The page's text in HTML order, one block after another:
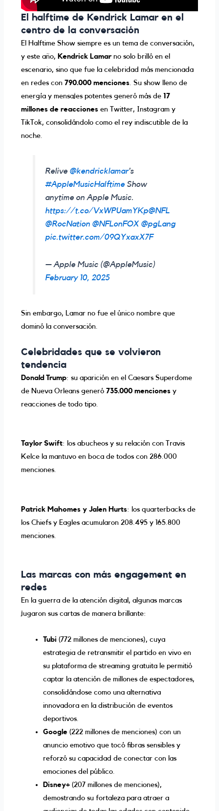
El halftime de Kendrick Lamar en el
centro de la conversación
El Halftime Show siempre es un tema de conversación,
y este año, Kendrick Lamarno solo brilló en el
escenario, sino que fue la celebridad más mencionada
en redes con 790.000 menciones. Su show lleno de
energía y mensajes potentes generó más de 17
millones de reacciones en Twitter, Instagram y
TikTok, consolidándolo como el rey indiscutible de la
noche.
Relive @kendricklamar's
#AppleMusicHalftime Show
anytime on Apple Music.
https://t.co/VxWPUamYKp@NFL
@RocNation @NFLonFOX @pgLang
pic.twitter.com/09QYxaxX7F
— Apple Music (@AppleMusic)
February 10, 2025
Sin embargo, Lamar no fue el único nombre que
dominó la conversación.
Celebridades que se volvieron
tendencia
Donald Trump: su aparición en el Caesars Superdome
de Nueva Orleans generó 735.000 menciones y
reacciones de todo tipo.
Taylor Swift: los abucheos y su relación con Travis
Kelce la mantuvo en boca de todos con 286.000
menciones.
Patrick Mahomes y Jalen Hurts: los quarterbacks de
los Chiefs y Eagles acumularon 208.495 y 165.800
menciones.
Las marcas con más engagement en
redes
En la guerra de la atención digital, algunas marcas
jugaron sus cartas de manera brillante:
Tubi (772 millones de menciones), cuya
estrategia de retransmitir el partido en vivo en
su plataforma de streaming gratuita le permitió
captar la atención de millones de espectadores,
consolidándose como una alternativa
innovadora en la distribución de eventos
deportivos.
Google (222 millones de menciones) con un
anuncio emotivo que tocó fibras sensibles y
reforzó su capacidad de conectar con las
emociones del público.
Disney+(207 millones de menciones),
demostrando su fortaleza para atraer a